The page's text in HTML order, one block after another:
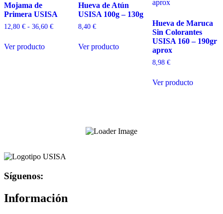
Mojama de
Primera USISA
12,80 € - 36,60 €Rango
Ver productoproducto
de
Hueva de Atún
USISA 100g – 130g
8,40€
Ver productoproducto
en
la
Hueva de Maruca
Sin Colorantes
USISA 160 – 190gr
aprox
8,98€
Ver producto
Síguenos:
Información